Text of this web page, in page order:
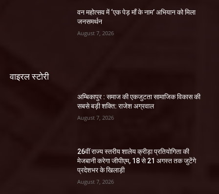
वन महोत्सव में ‘एक पेड़ माँ के नाम’ अभियान को मिला
जनसमर्थन
August 7, 2026
वाइरल स्टोरी
अम्बिकापुर : समाज की एकजुटता सामाजिक विकास की
सबसे बड़ी शक्ति: राजेश अग्रवाल
August 7, 2026
26वीं राज्य स्तरीय शालेय क्रीड़ा प्रतियोगिता की
मेजबानी करेगा जीपीएम, 18 से 21 अगस्त तक जुटेंगे
प्रदेशभर के खिलाड़ी
August 7, 2026